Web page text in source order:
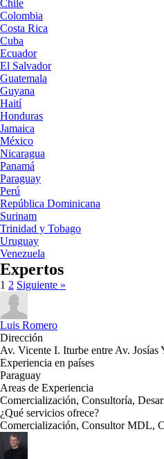
Chile
Colombia
Costa Rica
Cuba
Ecuador
El Salvador
Guatemala
Guyana
Haití
Honduras
Jamaica
México
Nicaragua
Panamá
Paraguay
Perú
República Dominicana
Surinam
Trinidad y Tobago
Uruguay
Venezuela
Expertos
1 2 Siguiente »
Luis Romero
Dirección
Av. Vicente I. Iturbe entre Av. Josías
Experiencia en países
Paraguay
Areas de Experiencia
Comercialización, Consultoría,
¿Qué servicios ofrece?
Comercialización, Consultor MDL,